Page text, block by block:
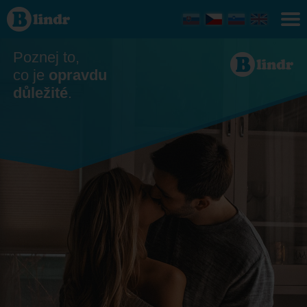
Seznamka
- On
hledá ji
Poznej to,
co je opravdu
důležité.